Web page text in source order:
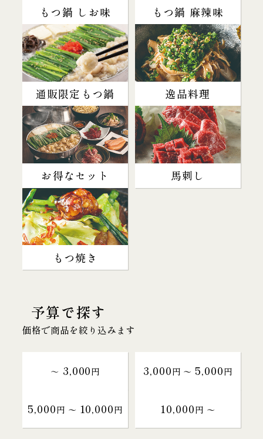
もつ鍋 しお味 もつ鍋 麻辣味
通販限定もつ鍋 逸品料理
お得なセット 馬刺し
もつ焼き
予算で探す
価格で商品を絞り込みます
～ 3,000円 3,000円 〜 5,000円
5,000円 〜 10,000円 10,000円 〜